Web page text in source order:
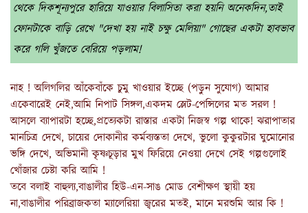
থেকে দিকশূন্যপুরে হারিয়ে যাওয়ার বিলাসিতা করা হয়নি অনেকদিন,তাই
ফোনটাকে বাড়ি রেখে "দেখা হয় নাই চক্ষু মেলিয়া" গোছের একটা হাবভাব
করে গলি খুঁজতে বেরিয়ে পড়লাম!
নাহ ! অলিগলির আঁকেবাঁকে চুমু খাওয়ার ইচ্ছে (পড়ুন সুযোগ) আমার
একেবারেই নেই,আমি নিপাট সিঙ্গল,একদম স্লেট-পেন্সিলের মত সরল !
আসলে ব্যাপারটা হচ্ছে,প্রত্যেকটা রাস্তার একটা নিজস্ব গল্প থাকে! ঝরাপাতার
মানচিত্র দেখে, চায়ের দোকানীর কর্মব্যস্ততা দেখে, ভুলো কুকুরটার ঘুমোনোর
ভঙ্গি দেখে, অভিমানী কৃষ্ণচূড়ার মুখ ফিরিয়ে নেওয়া দেখে সেই গল্পগুলোই
খোঁজার চেষ্টা করি আমি !
তবে বলাই বাহুল্য,বাঙালীর হিউ-এন-সাঙ মোড বেশীক্ষণ স্থায়ী হয়
না,বাঙালীর পরিব্রাজকতা ম্যালেরিয়া জ্বরের মতই, মানে মরশুমি আর কি !